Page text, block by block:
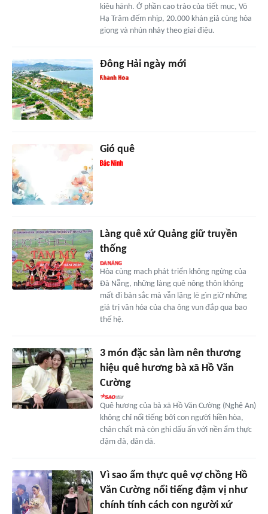
kiêu hãnh. Ở phần cao trào của tiết mục, Võ
Hạ Trâm đếm nhịp, 20.000 khán giả cùng hòa
giọng và nhún nhảy theo giai điệu.
Đông Hải ngày mới
Gió quê
Làng quê xứ Quảng giữ truyền
thống
Hòa cùng mạch phát triển không ngừng của
Đà Nẵng, những làng quê nông thôn không
mất đi bản sắc mà vẫn lặng lẽ gìn giữ những
giá trị văn hóa của cha ông vun đắp qua bao
thế hệ.
3 món đặc sản làm nên thương
hiệu quê hương bà xã Hồ Văn
Cường
Quê hương của bà xã Hồ Văn Cường (Nghệ An)
không chỉ nổi tiếng bởi con người hiền hòa,
chân chất mà còn ghi dấu ấn với nền ẩm thực
đậm đà, dân dã.
Vì sao ẩm thực quê vợ chồng Hồ
Văn Cường nổi tiếng đậm vị như
chính tính cách con người xứ